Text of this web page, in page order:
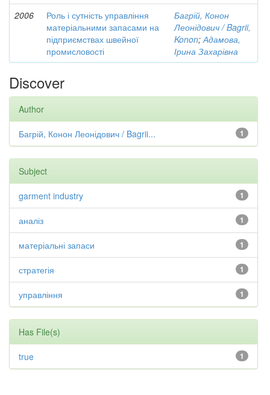
2006
Роль і сутність управління
матеріальними запасами на
підприємствах швейної
промисловості
Багрій, Конон
Леонідович / Bagrii,
Konon;Адамова,
Ірина Захарівна
Discover
Author
1
Багрій, Конон Леонідович / Bagrii...
Subject
1
garment industry
1
аналіз
1
матеріальні запаси
1
стратегія
1
управління
Has File(s)
1
true